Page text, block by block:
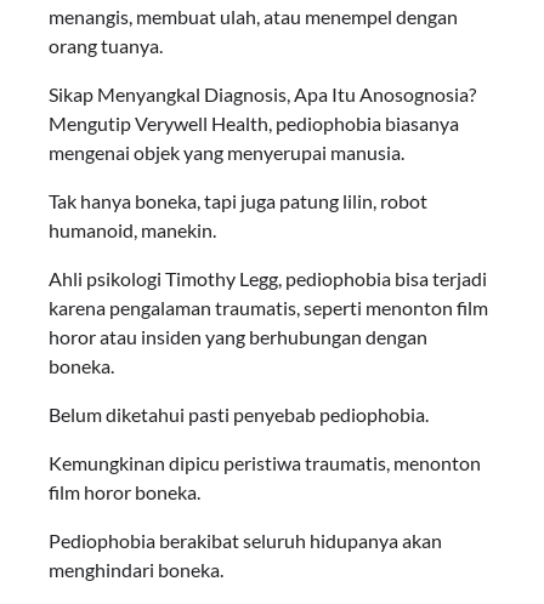
menangis, membuat ulah, atau menempel dengan
orang tuanya.
Sikap Menyangkal Diagnosis, Apa Itu Anosognosia?
Mengutip Verywell Health, pediophobia biasanya
mengenai objek yang menyerupai manusia.
Tak hanya boneka, tapi juga patung lilin, robot
humanoid, manekin.
Ahli psikologi Timothy Legg, pediophobia bisa terjadi
karena pengalaman traumatis, seperti menonton film
horor atau insiden yang berhubungan dengan
boneka.
Belum diketahui pasti penyebab pediophobia.
Kemungkinan dipicu peristiwa traumatis, menonton
film horor boneka.
Pediophobia berakibat seluruh hidupanya akan
menghindari boneka.